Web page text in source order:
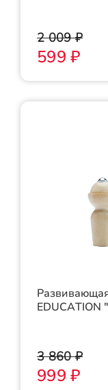
2 009 ₽
599 ₽
EDUCATION
3 860 ₽
999 ₽